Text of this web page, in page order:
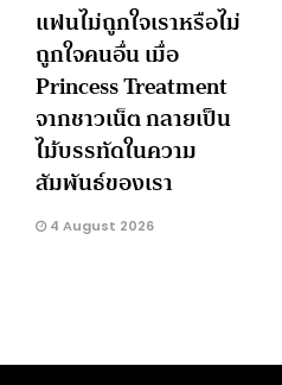
แฟนไม่ถูกใจเราหรือไม่
ถูกใจคนอื่น เมื่อ
Princess Treatment
จากชาวเน็ต กลายเป็น
ไม้บรรทัดในความ
สัมพันธ์ของเรา
4 August 2026